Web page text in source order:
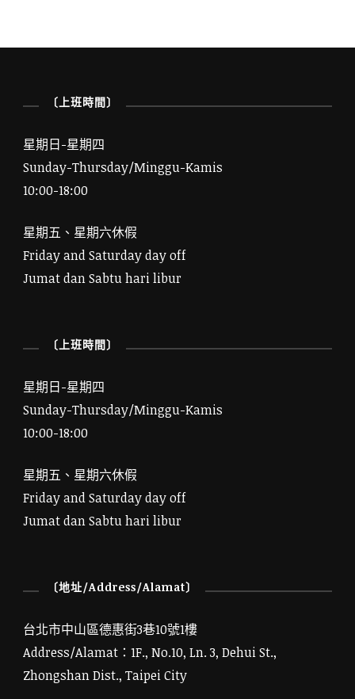
〔上班時間〕
星期日-星期四
Sunday-Thursday/Minggu-Kamis
10:00-18:00
星期五、星期六休假
Friday and Saturday day off
Jumat dan Sabtu hari libur
〔上班時間〕
星期日-星期四
Sunday-Thursday/Minggu-Kamis
10:00-18:00
星期五、星期六休假
Friday and Saturday day off
Jumat dan Sabtu hari libur
〔地址/Address/Alamat〕
台北市中山區德惠街3巷10號1樓
Address/Alamat：1F., No.10, Ln. 3, Dehui St.,
Zhongshan Dist., Taipei City